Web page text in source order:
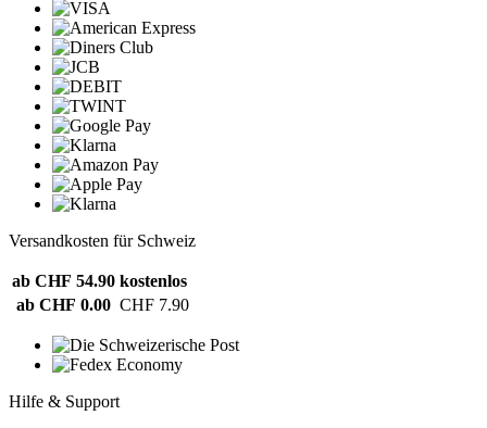
Versandkosten für Schweiz
ab CHF 54.90 kostenlos
ab CHF 0.00 CHF 7.90
Hilfe & Support